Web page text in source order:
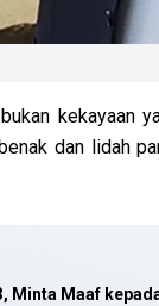
kekayaan
dan lidah
Minta Maaf